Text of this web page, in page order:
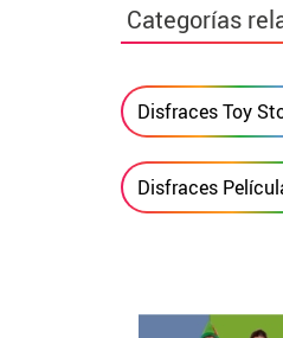
Categorías
Disfraces Toy
Disfraces